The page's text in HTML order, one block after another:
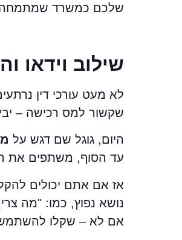
שלכם כמשרד
שילוב וידאו
לא מעט עורכי דין
שקשור למס רכישה –
היום, גוגל שם דגש על
עד הסוף, משתפים את
אז אם אתם יכולים
נושא נפוץ, כמו: "מה
אם לא – שקלו להשתמש